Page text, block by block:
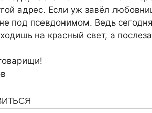
адрес. Если уж завёл
под псевдонимом. Ведь
на красный свет, а